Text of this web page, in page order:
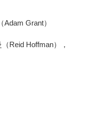
Grant）
Reid Hoffman），